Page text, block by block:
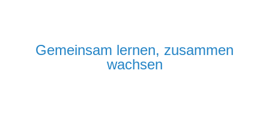
Gemeinsam lernen, zusammen
wachsen